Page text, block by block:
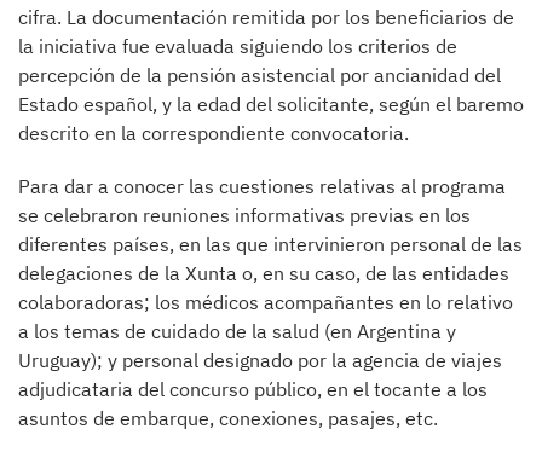
cifra. La documentación remitida por los beneficiarios de
la iniciativa fue evaluada siguiendo los criterios de
percepción de la pensión asistencial por ancianidad del
Estado español, y la edad del solicitante, según el baremo
descrito en la correspondiente convocatoria.
Para dar a conocer las cuestiones relativas al programa
se celebraron reuniones informativas previas en los
diferentes países, en las que intervinieron personal de las
delegaciones de la Xunta o, en su caso, de las entidades
colaboradoras; los médicos acompañantes en lo relativo
a los temas de cuidado de la salud (en Argentina y
Uruguay); y personal designado por la agencia de viajes
adjudicataria del concurso público, en el tocante a los
asuntos de embarque, conexiones, pasajes, etc.